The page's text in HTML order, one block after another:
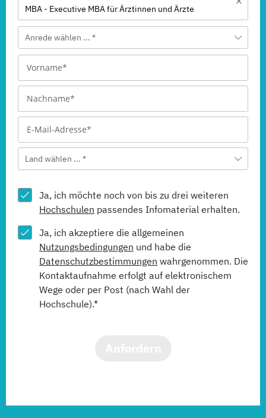
MBA - Executive MBA für Ärztinnen und Ärzte
Anrede wählen ... *
Land wählen ... *
Ja, ich möchte noch von bis zu drei weiteren
Hochschulen passendes Infomaterial erhalten.
Ja, ich akzeptiere die allgemeinen
Nutzungsbedingungen und habe die
Datenschutzbestimmungen wahrgenommen. Die
Kontaktaufnahme erfolgt auf elektronischem
Wege oder per Post (nach Wahl der
Hochschule).*